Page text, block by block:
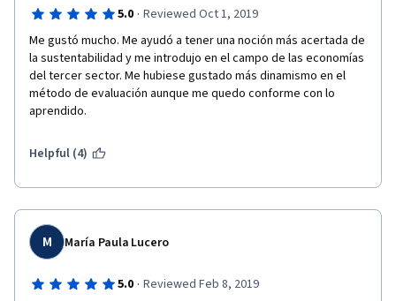
agradezco por esta oportunidad que me han dado.
5.0 · Reviewed Oct 1, 2019
Me gustó mucho. Me ayudó a tener una noción más acertada de
la sustentabilidad y me introdujo en el campo de las economías
del tercer sector. Me hubiese gustado más dinamismo en el
método de evaluación aunque me quedo conforme con lo
aprendido.
Helpful (4)
M María Paula Lucero
5.0 · Reviewed Feb 8, 2019